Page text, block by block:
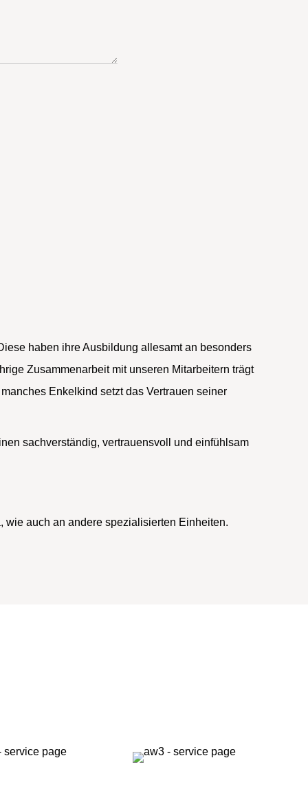
haben ihre Ausbildung allesamt an besonders
Zusammenarbeit mit unseren Mitarbeitern trägt
Enkelkind setzt das Vertrauen seiner
sachverständig, vertrauensvoll und einfühlsam
auch an andere spezialisierten Einheiten.